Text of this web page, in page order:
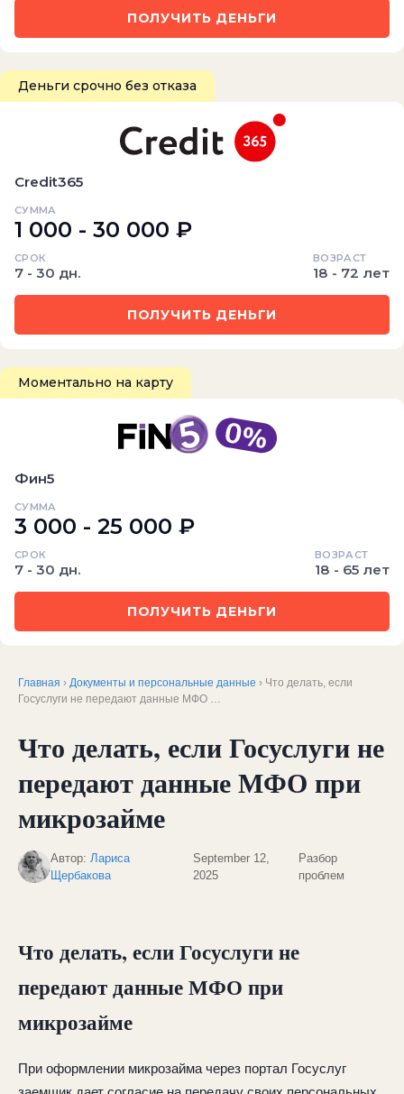
ПОЛУЧИТЬ ДЕНЬГИ
Деньги срочно без отказа
Credit365
СУММА
1 000 - 30 000 ₽
СРОК
7 - 30 дн.
ВОЗРАСТ
18 - 72 лет
ПОЛУЧИТЬ ДЕНЬГИ
Моментально на карту
Фин5
СУММА
3 000 - 25 000 ₽
СРОК
7 - 30 дн.
ВОЗРАСТ
18 - 65 лет
ПОЛУЧИТЬ ДЕНЬГИ
Главная › Документы и персональные данные › Что делать, если
Госуслуги не передают данные МФО …
Что делать, если Госуслуги не
передают данные МФО при
микрозайме
Автор: Лариса
Щербакова
September 12,
2025
Разбор
проблем
Что делать, если Госуслуги не
передают данные МФО при
микрозайме
При оформлении микрозайма через портал Госуслуг